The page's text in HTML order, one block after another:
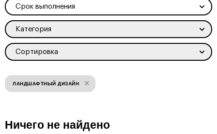
Срок выполнения
Категория
Сортировка
ЛАНДШАФТНЫЙ ДИЗАЙН ×
Ничего не найдено